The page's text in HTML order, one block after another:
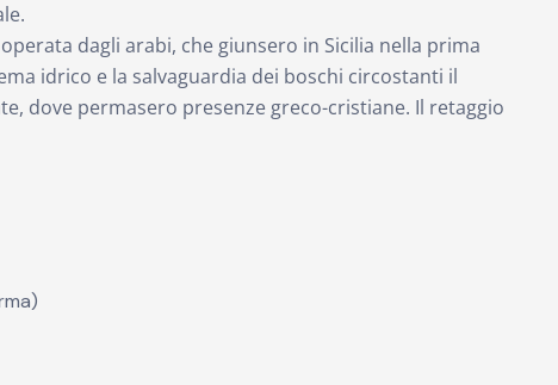
dagli arabi, che giunsero in Sicilia nella prima
idrico e la salvaguardia dei boschi circostanti il
dove permasero presenze greco-cristiane. Il retaggio